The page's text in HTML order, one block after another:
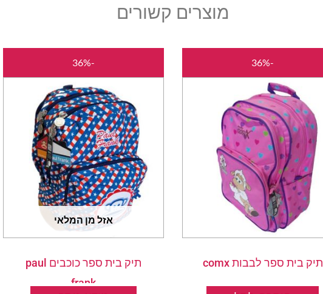
מוצרים קשורים
-36%
תיק בית ספר לבבות comx
המקורי
היה:
₪220.00.
הוא:
-36%
אזל מן המלאי
תיק בית ספר כוכבים paul
frank
המקורי
היה:
₪220.00.
הוא: